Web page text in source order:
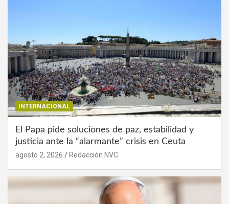
INTERNACIONAL
El Papa pide soluciones de paz, estabilidad y
justicia ante la “alarmante” crisis en Ceuta
agosto 2, 2026 Redacción NVC